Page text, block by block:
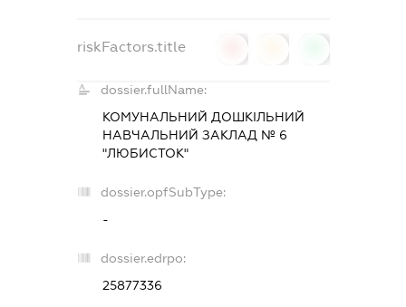
riskFactors.title
dossier.fullName:
КОМУНАЛЬНИЙ ДОШКІЛЬНИЙ
НАВЧАЛЬНИЙ ЗАКЛАД № 6
"ЛЮБИСТОК"
dossier.opfSubType:
-
dossier.edrpo:
25877336